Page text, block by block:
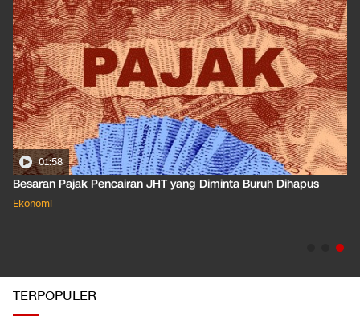
01:50
Apa Arti Peringkat Kredit Indonesia yang Dirilis S&P Global
Dkk?
TERPOPULER